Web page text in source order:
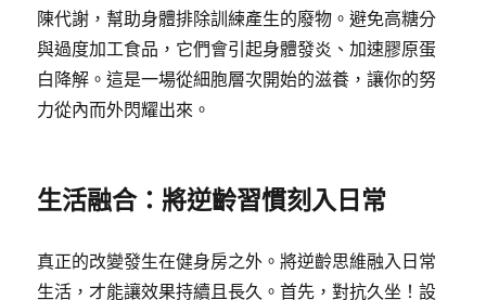
陳代謝，幫助身體排除訓練產生的廢物。避免高糖分
與過度加工食品，它們會引起身體發炎、加速膠原蛋
白降解。這是一場從細胞層次開始的滋養，讓你的努
力從內而外閃耀出來。
生活融合：將逆齡習慣刻入日常
真正的改變發生在健身房之外。將逆齡思維融入日常
生活，才能讓效果持續且長久。首先，對抗久坐！設